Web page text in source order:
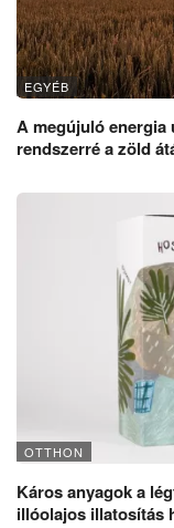
EGYÉB
A megújuló
rendszerré a zöld
OTTHON
Káros anyagok a
illóolajos illatosítás